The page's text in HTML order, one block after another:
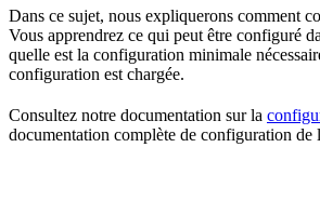
Dans ce sujet, nous expliquerons comment
Vous apprendrez ce qui peut être configuré
quelle est la configuration minimale
configuration est chargée.
Consultez notre documentation sur la
documentation complète de configuration de